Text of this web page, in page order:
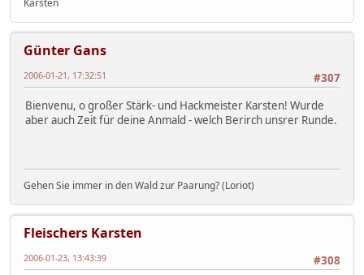
Günter Gans
#307
2006-01-21, 17:32:51
Bienvenu, o großer Stärk- und Hackmeister Karsten! Wurde
aber auch Zeit für deine Anmald - welch Berirch unsrer Runde.
Gehen Sie immer in den Wald zur Paarung? (Loriot)
Fleischers Karsten
#308
2006-01-23, 13:43:39